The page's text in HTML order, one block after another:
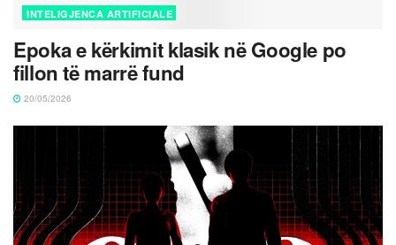
INTELIGJENCA ARTIFICIALE
Epoka e kërkimit klasik në Google po
fillon të marrë fund
20/05/2026